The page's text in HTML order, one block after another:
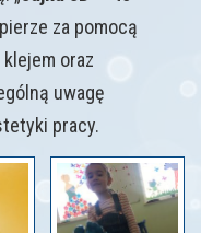
za pomocą
oraz
uwagę
pracy.